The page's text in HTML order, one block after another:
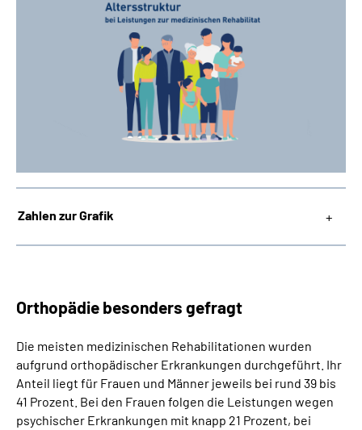
Zahlen zur Grafik
Orthopädie besonders gefragt
Die meisten medizinischen Rehabilitationen wurden
aufgrund orthopädischer Erkrankungen durchgeführt. Ihr
Anteil liegt für Frauen und Männer jeweils bei rund 39 bis
41 Prozent. Bei den Frauen folgen die Leistungen wegen
psychischer Erkrankungen mit knapp 21 Prozent, bei